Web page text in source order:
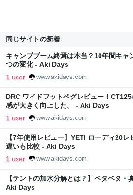
同じサイトの新着
キャンプブーム終焉は本当？10年間キャ
つの変化 - Aki Days
1 user www.akidays.com
DRC ワイドフットペグレビュー！
感が大きく向上した。 - Aki Days
1 user www.akidays.com
【7年使用レビュー】YETI ローディ20
違いも比較 - Aki Days
1 user www.akidays.com
【テントの加水分解とは？】ベタベタ・
Aki Days